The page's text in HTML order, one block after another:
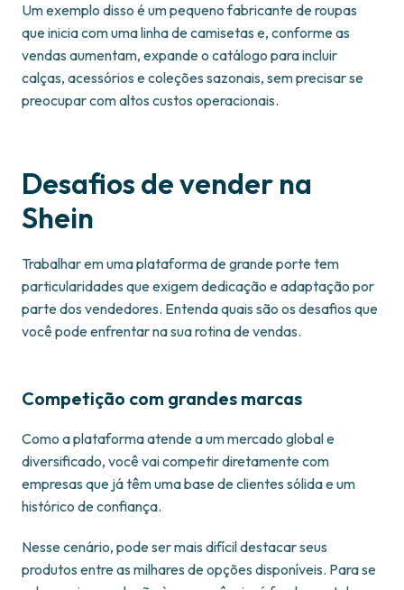
Um exemplo disso é um pequeno fabricante de roupas
que inicia com uma linha de camisetas e, conforme as
vendas aumentam, expande o catálogo para incluir
calças, acessórios e coleções sazonais, sem precisar se
preocupar com altos custos operacionais.
Desafios de vender na
Shein
Trabalhar em uma plataforma de grande porte tem
particularidades que exigem dedicação e adaptação por
parte dos vendedores. Entenda quais são os desafios que
você pode enfrentar na sua rotina de vendas.
Competição com grandes marcas
Como a plataforma atende a um mercado global e
diversificado, você vai competir diretamente com
empresas que já têm uma base de clientes sólida e um
histórico de confiança.
Nesse cenário, pode ser mais difícil destacar seus
produtos entre as milhares de opções disponíveis. Para se